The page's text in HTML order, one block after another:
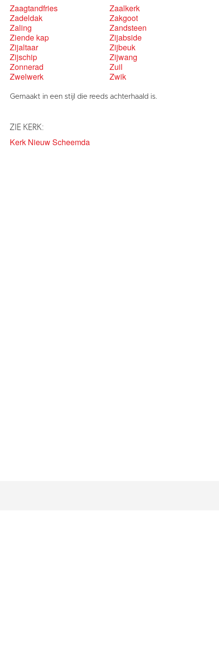
Zaagtandfries
Zaalkerk
Zadeldak
Zakgoot
Zaling
Zandsteen
Ziende kap
Zijabside
Zijaltaar
Zijbeuk
Zijschip
Zijwang
Zonnerad
Zuil
Zwelwerk
Zwik
Gemaakt in een stijl die reeds achterhaald is.
ZIE KERK:
Kerk Nieuw Scheemda